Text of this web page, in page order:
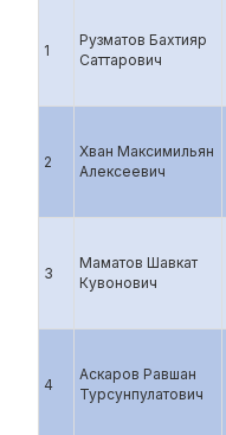
1
Рузматов Бахтияр
Саттарович
2
Хван Максимильян
Алексеевич
3
Маматов Шавкат
Кувонович
4
Аскаров Равшан
Турсунпулатович